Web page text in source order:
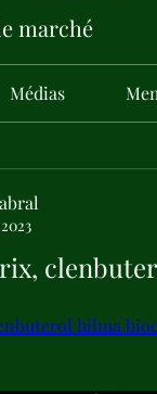
marché
Médias
hilma